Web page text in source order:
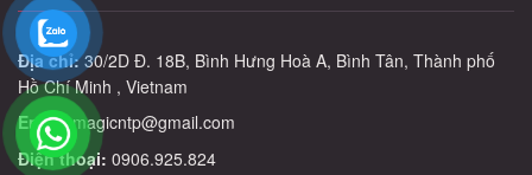
Địa chỉ:30/2D Đ. 18B, Bình Hưng Hoà A, Bình Tân, Thành phố
Hồ Chí Minh , Vietnam
Email:magicntp@gmail.com
Điện thoại: 0906.925.824